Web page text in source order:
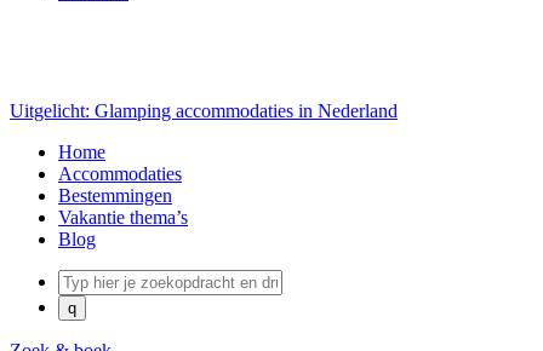
Uitgelicht: Glamping accommodaties in Nederland
Home
Accommodaties
Bestemmingen
Vakantie thema’s
Blog